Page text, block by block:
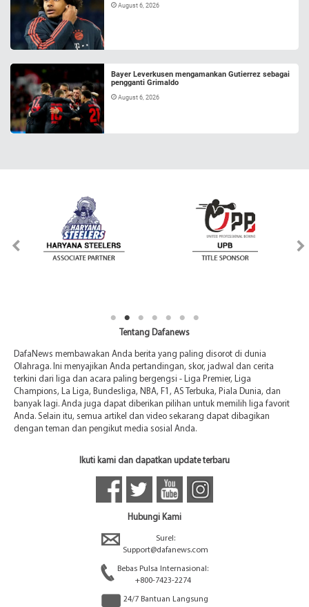
August 6, 2026
Bayer Leverkusen mengamankan Gutierrez sebagai
pengganti Grimaldo
August 6, 2026
Tentang Dafanews
DafaNews membawakan Anda berita yang paling disorot di dunia
Olahraga. Ini menyajikan Anda pertandingan, skor, jadwal dan cerita
terkini dari liga dan acara paling bergengsi - Liga Premier, Liga
Champions, La Liga, Bundesliga, NBA, F1, AS Terbuka, Piala Dunia, dan
banyak lagi. Anda juga dapat diberikan pilihan untuk memilih liga favorit
Anda. Selain itu, semua artikel dan video sekarang dapat dibagikan
dengan teman dan pengikut media sosial Anda.
Ikuti kami dan dapatkan update terbaru
Hubungi Kami
Surel:
Support@dafanews.com
Bebas Pulsa Internasional:
+800-7423-2274
24/7 Bantuan Langsung